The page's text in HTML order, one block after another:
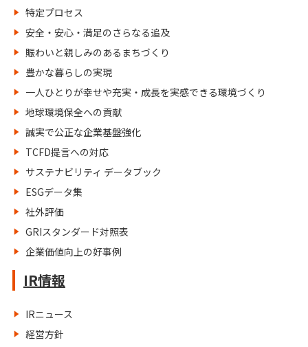
特定プロセス
安全・安心・満足のさらなる追及
賑わいと親しみのあるまちづくり
豊かな暮らしの実現
一人ひとりが幸せや充実・成長を実感できる環境づくり
地球環境保全への貢献
誠実で公正な企業基盤強化
TCFD提言への対応
サステナビリティ データブック
ESGデータ集
社外評価
GRIスタンダード対照表
企業価値向上の好事例
IR情報
IRニュース
経営方針